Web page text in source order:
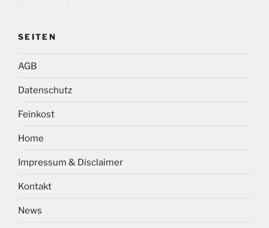
SEITEN
AGB
Datenschutz
Feinkost
Home
Impressum & Disclaimer
Kontakt
News